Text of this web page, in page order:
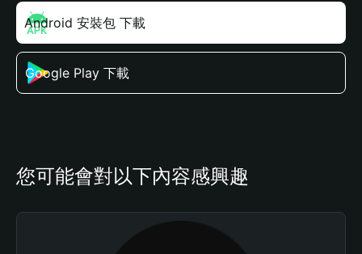
Android 安裝包 下載
Google Play 下載
您可能會對以下內容感興趣